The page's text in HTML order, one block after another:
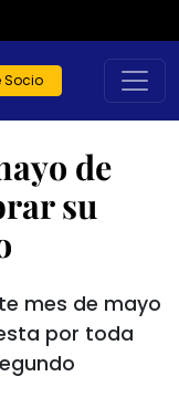
Socio
de
su
mes de mayo
por toda